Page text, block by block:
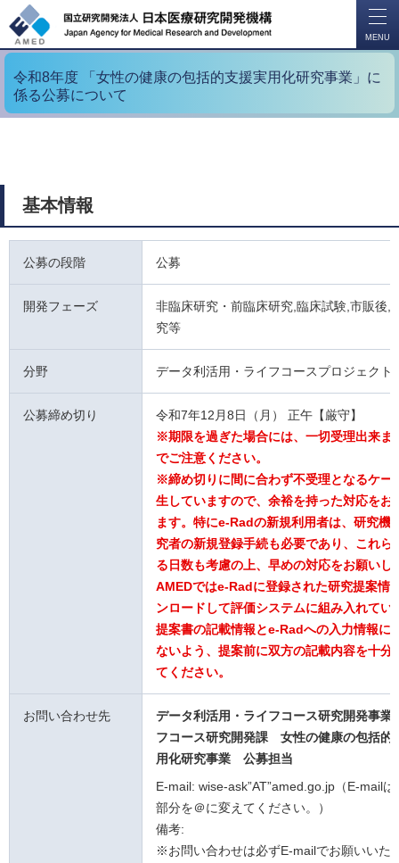
MENU
令和8年度 「女性の健康の包括的支援実用化研究事業」に
係る公募について
基本情報
公募の段階 公募
開発フェーズ
非臨床研究・前臨床研究,臨床試験,市販後,
究等
分野 データ利活用・ライフコースプロジェクト,
公募締め切り
令和7年12月8日（月） 正午【厳守】
※期限を過ぎた場合には、一切受理出来ま
でご注意ください。
※締め切りに間に合わず不受理となるケー
生していますので、余裕を持った対応をお
ます。特にe-Radの新規利用者は、研究機
究者の新規登録手続も必要であり、これら
る日数も考慮の上、早めの対応をお願いし
AMEDではe-Radに登録された研究提案情
ンロードして評価システムに組み入れてい
提案書の記載情報とe-Radへの入力情報に
ないよう、提案前に双方の記載内容を十分
てください。
お問い合わせ先
データ利活用・ライフコース研究開発事業
フコース研究開発課
女性の健康の包括的
用化研究事業
公募担当
E-mail: wise-ask”AT”amed.go.jp（E-mailは
部分を＠に変えてください。）
備考:
※お問い合わせは必ずE-mailでお願いいた